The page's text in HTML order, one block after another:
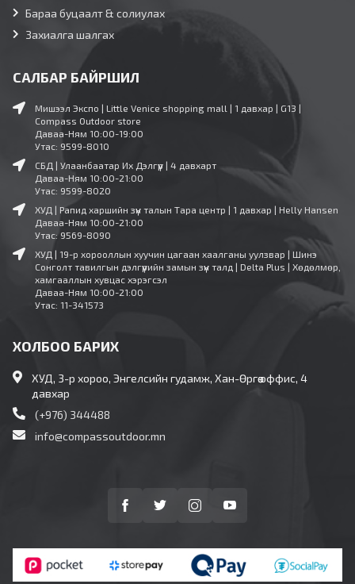
Бараа буцаалт & солиулах
Захиалга шалгах
САЛБАР БАЙРШИЛ
Мишээл Экспо | Little Venice shopping mall | 1 давхар | G13 |
Compass Outdoor store
Даваа-Ням 10:00-19:00
Утас: 9599-8010
СБД | Улаанбаатар Их Дэлгүүр | 4 давхарт
Даваа-Ням 10:00-21:00
Утас: 9599-8020
ХУД | Рапид харшийн зүүн талын Тара центр | 1 давхар | Helly Hansen
Даваа-Ням 10:00-21:00
Утас: 9569-8090
ХУД | 19-р хорооллын хуучин цагаан хаалганы уулзвар | Шинэ
Сонголт тавилгын дэлгүүрийн замын зүүн талд | Delta Plus | Хөдөлмөр,
хамгааллын хувцас хэрэгсэл
Даваа-Ням 10:00-21:00
Утас: 11-341573
ХОЛБОО БАРИХ
ХУД, 3-р хороо, Энгелсийн гудамж, Хан-Өргөө оффис, 4
давхар
(+976) 344488
info@compassoutdoor.mn